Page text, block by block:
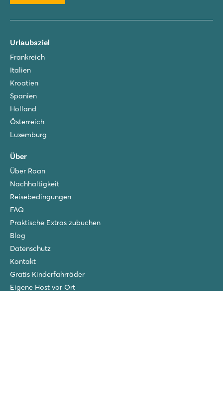
Urlaubsziel
Frankreich
Italien
Kroatien
Spanien
Holland
Österreich
Luxemburg
Über
Über Roan
Nachhaltigkeit
Reisebedingungen
FAQ
Praktische Extras zubuchen
Blog
Datenschutz
Kontakt
Gratis Kinderfahrräder
Eigene Host vor Ort